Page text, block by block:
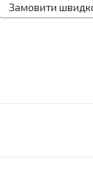
Замовити